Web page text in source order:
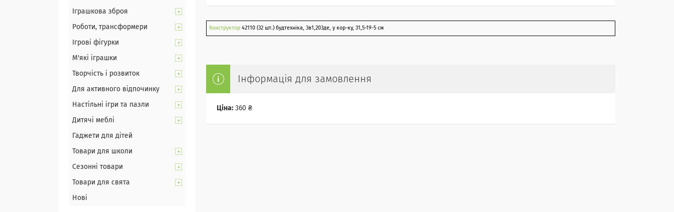
Конструктор 42110 (32 шт.) будтехніка, 3в1,203де, у кор-ку, 31,5-19-5 см
Інформація для замовлення
Ціна: 360 ₴
Іграшкова зброя
Роботи, трансформери
Ігрові фігурки
М'які іграшки
Творчість і розвиток
Для активного відпочинку
Настільні ігри та пазли
Дитячі меблі
Гаджети для дітей
Товари для школи
Сезонні товари
Товари для свята
Нові